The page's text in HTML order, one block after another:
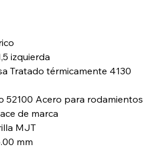
izquierda
Tratado térmicamente 4130
52100 Acero para rodamientos
de marca
MJT
mm